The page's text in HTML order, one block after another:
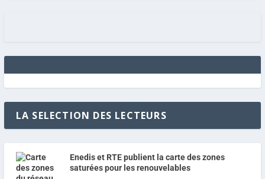
LA SELECTION DES LECTEURS
Enedis et RTE publient la carte des zones
saturées pour les renouvelables